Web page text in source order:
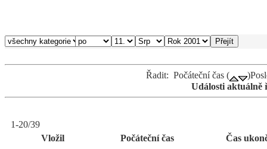
Řadit: Počáteční čas (
Události aktuálně
1-20/39
Vložil
Počáteční čas Čas